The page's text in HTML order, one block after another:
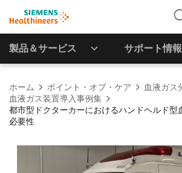
製品＆サービス サポート情報
ホーム ポイント・オブ・ケア
血液ガス
血液ガス装置導入事例集
都市型ドクターカーにおけるハンドヘルド型
必要性